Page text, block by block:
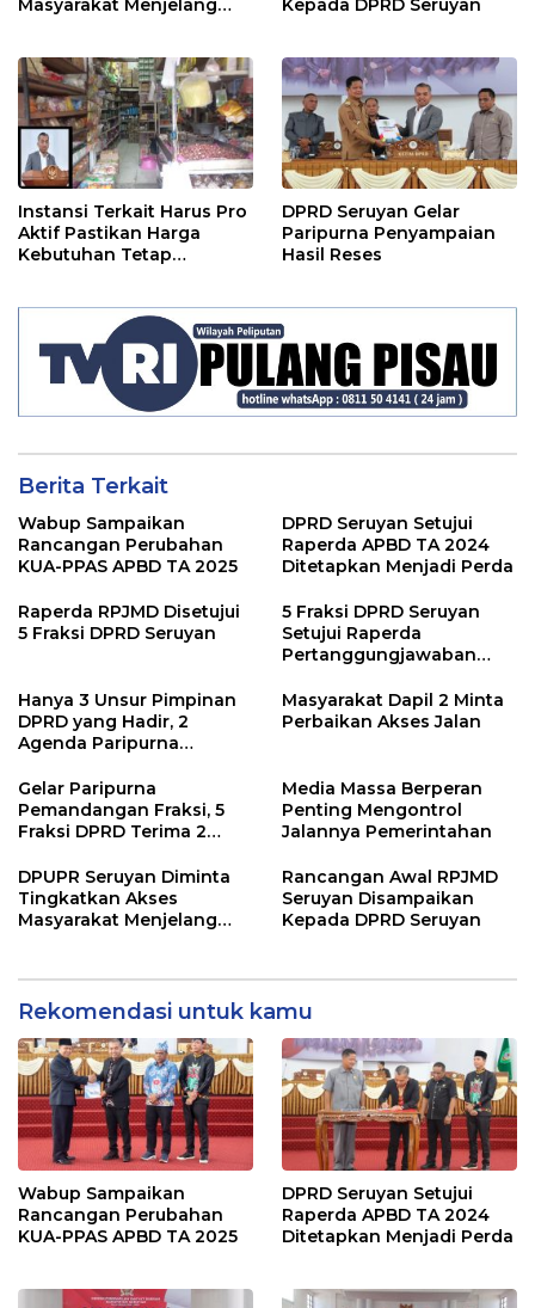
Masyarakat Menjelang
Kepada DPRD Seruyan
Instansi Terkait Harus Pro
Aktif Pastikan Harga
Kebutuhan Tetap
DPRD Seruyan Gelar
Paripurna Penyampaian
Hasil Reses
Berita Terkait
Wabup Sampaikan
Rancangan Perubahan
KUA-PPAS APBD TA 2025
DPRD Seruyan Setujui
Raperda APBD TA 2024
Ditetapkan Menjadi Perda
Raperda RPJMD Disetujui
5 Fraksi DPRD Seruyan
5 Fraksi DPRD Seruyan
Setujui Raperda
Pertanggungjawaban
2024
Hanya 3 Unsur Pimpinan
DPRD yang Hadir, 2
Agenda Paripurna
Masyarakat Dapil 2 Minta
Perbaikan Akses Jalan
Gelar Paripurna
Pemandangan Fraksi, 5
Fraksi DPRD Terima 2
Media Massa Berperan
Penting Mengontrol
Jalannya Pemerintahan
DPUPR Seruyan Diminta
Tingkatkan Akses
Masyarakat Menjelang
Rancangan Awal RPJMD
Seruyan Disampaikan
Kepada DPRD Seruyan
Rekomendasi untuk kamu
Wabup Sampaikan
Rancangan Perubahan
KUA-PPAS APBD TA 2025
DPRD Seruyan Setujui
Raperda APBD TA 2024
Ditetapkan Menjadi Perda